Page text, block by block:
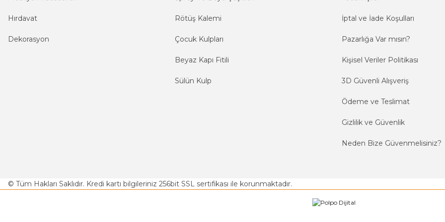
Hırdavat
Dekorasyon
Rötüş Kalemi
Çocuk Kulpları
Beyaz Kapı Fitili
Sülün Kulp
İptal ve İade Koşulları
Pazarlığa Var mısın?
Kişisel Veriler Politikası
3D Güvenli Alışveriş
Ödeme ve Teslimat
Gizlilik ve Güvenlik
Neden Bize Güvenmelisiniz?
© Tüm Hakları Saklıdır. Kredi kartı bilgileriniz 256bit SSL sertifikası ile korunmaktadır.